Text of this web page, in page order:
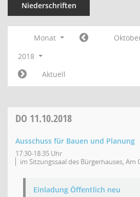
Niederschriften
Monat
2018
Aktuell
DO 11.10.2018
Ausschuss für Bauen und Planung
17:30-18:35 Uhr
im Sitzungssaal des Bürgerhauses, Am
Einladung Öffentlich neu